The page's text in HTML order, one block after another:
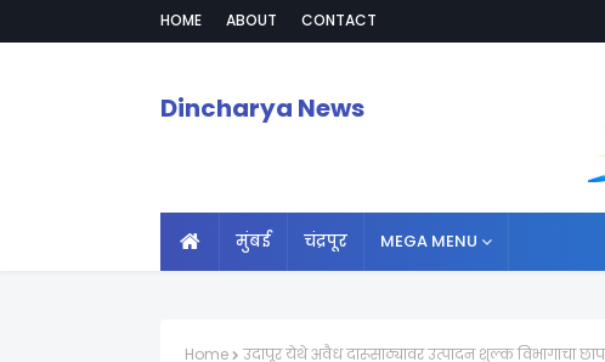
HOME ABOUT CONTACT
Dincharya News
मुंबई चंद्रपूर MEGA MENU
Home उदापूर येथे अवैध दारूसाठ्यावर उत्पादन शुल्क विभागाचा